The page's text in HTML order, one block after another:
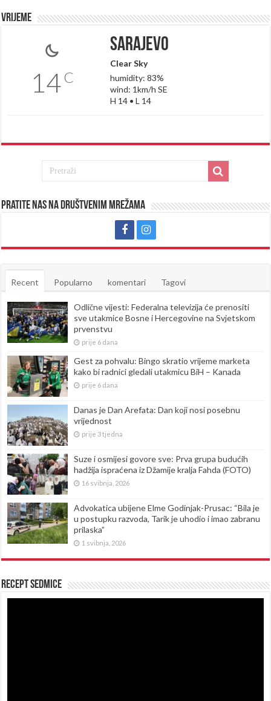
Vrijeme
14C
Sarajevo
Clear Sky
humidity: 83%
wind: 1km/h SE
H 14 • L 14
Pratite nas na društvenim mrežama
Recent Popularno komentari Tagovi
Odlične vijesti: Federalna televizija će prenositi
sve utakmice Bosne i Hercegovine na Svjetskom
prvenstvu
prije 6 dana
Gest za pohvalu: Bingo skratio vrijeme marketa
kako bi radnici gledali utakmicu BiH – Kanada
prije 6 dana
Danas je Dan Arefata: Dan koji nosi posebnu
vrijednost
prije 3 tjedna
Suze i osmijesi govore sve: Prva grupa budućih
hadžija ispraćena iz Džamije kralja Fahda (FOTO)
16 svibnja, 2026
Advokatica ubijene Elme Godinjak-Prusac: “Bila je
u postupku razvoda, Tarik je uhodio i imao zabranu
prilaska”
1 svibnja, 2026
Recept sedmice